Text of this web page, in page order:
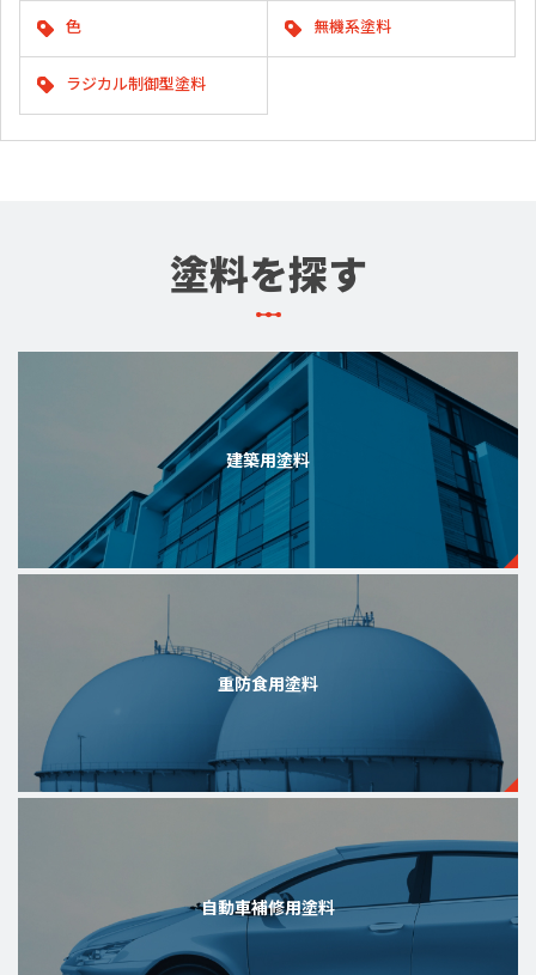
色 無機系塗料
ラジカル制御型塗料
塗料を探す
建築用塗料
重防食用塗料
自動車補修用塗料